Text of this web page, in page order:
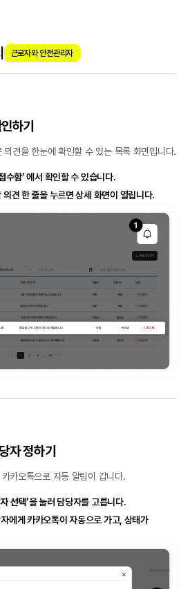
근로자와 안전관리자
하기
의견을 한눈에 확인할 수 있는 목록 화면입니다.
수함’에서 확인할 수 있습니다.
의견 한 줄을 누르면 상세 화면이 열립니다.
자 정하기
카오톡으로 자동 알림이 갑니다.
선택’을 눌러 담당자를 고릅니다.
에게 카카오톡이 자동으로 가고, 상태가